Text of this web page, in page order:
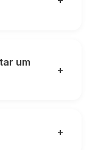
um
+
+